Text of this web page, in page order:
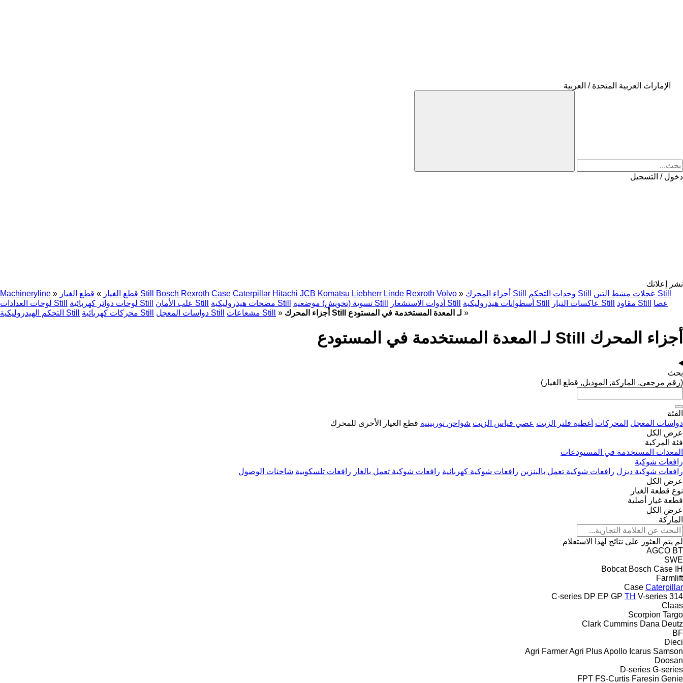
الإمارات العربية المتحدة / العربية
دخول / التسجيل
نشر إعلانك
Machineryline » قطع الغيار » قطع الغيار Still Bosch Rexroth Case Caterpillar Hitachi JCB Komatsu Liebherr Linde Rexroth Volvo » أجزاء المحرك Still وحدات التحكم Still
عجلات مشط التبن Still
لوحات العدادات Still
لوحات دوائر كهربائية Still علب الأمان Still مضخات هيدروليكية Still تسوية (تخويش) موضعية Still أدوات الاستشعار Still أسطوانات هيدروليكية Still عاكسات التيار Still مقاود Still
عصا
التحكم الهيدروليكية Still
محركات كهربائية Still دواسات المعجل Still مشعاعات Still » أجزاء المحرك Still لـ المعدة المستخدمة في المستودع »
أجزاء المحرك Still لـ المعدة المستخدمة في المستودع
بحث
(رقم مرجعي, الماركة, الموديل, قطع الغيار)
الفئة
دواسات المعجل المحركات أغطية فلتر الزيت عصي قياس الزيت شواحن توربينية قطع الغيار الأخرى للمحرك
عرض الكل
فئة المركبة
المعدات المستخدمة في المستودعات
رافعات شوكية
رافعات شوكية ديزل رافعات شوكية تعمل بالبنزين رافعات شوكية كهربائية رافعات شوكية تعمل بالغاز رافعات تلسكوبية شاحنات الوصول
عرض الكل
نوع قطعة الغيار
قطعة غيار أصلية
عرض الكل
الماركة
لم يتم العثور على نتائج لهذا الاستعلام
AGCO BT
SWE
Bobcat Bosch Case IH
Farmlift
Case Caterpillar
314
C-series DP EP GP TH V-series
Claas
Scorpion Targo
Clark Cummins Dana Deutz
BF
Dieci
Agri FarmerAgri PlusApollo Icarus Samson
Doosan
D-series G-series
FPT FS-Curtis Faresin Genie